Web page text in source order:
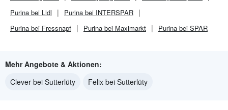
Purina bei Lidl
Purina bei INTERSPAR
Purina bei Fressnapf
Purina bei Maximarkt Purina bei SPAR
Mehr Angebote & Aktionen:
Clever bei Sutterlüty
Felix bei Sutterlüty